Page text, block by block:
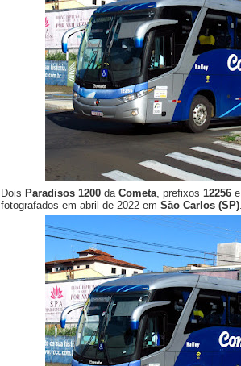
Dois Paradisos 1200 da Cometa , prefixos 12256 e
fotografados em abril de 2022 em São Carlos (SP)